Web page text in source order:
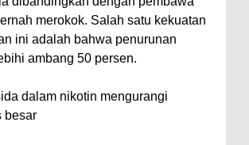
merokok. Salah satu kekuatan
ini adalah bahwa penurunan
ambang 50 persen.
dalam nikotin mengurangi
besar